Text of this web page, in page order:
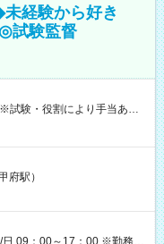
経験から好き
試験監督
前払い）オプションあ
週間ほどで給与の一部を受け
（休憩1時間） 時給1,300円
日の役割により時給＋100
（休憩なし） 時給1,300
円＋交通費 【試用期
府駅）
日 09：00～17：00 ※勤務時